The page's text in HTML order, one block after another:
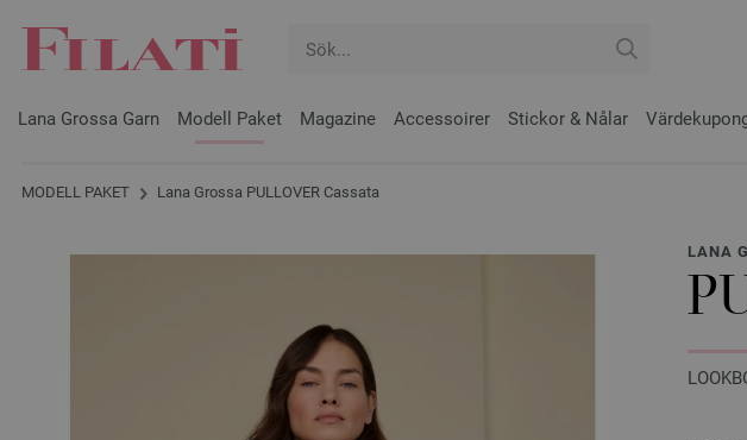
Lana Grossa Garn Modell Paket Magazine Accessoirer Stickor & Nålar
MODELL PAKET Lana Grossa PULLOVER Cassata
LANA